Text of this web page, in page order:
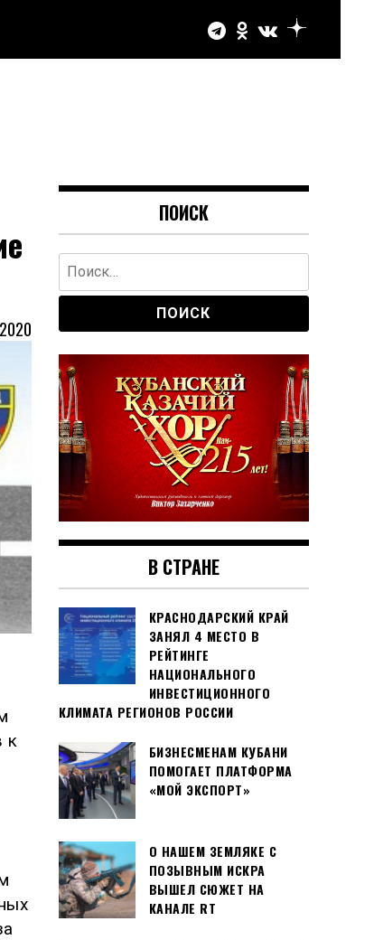
к
ПОИСК
Найти:
В СТРАНЕ
КРАСНОДАРСКИЙ КРАЙ
ЗАНЯЛ 4 МЕСТО В
РЕЙТИНГЕ
НАЦИОНАЛЬНОГО
ИНВЕСТИЦИОННОГО
КЛИМАТА РЕГИОНОВ РОССИИ
БИЗНЕСМЕНАМ КУБАНИ
ПОМОГАЕТ ПЛАТФОРМА
«МОЙ ЭКСПОРТ»
О НАШЕМ ЗЕМЛЯКЕ С
ПОЗЫВНЫМ ИСКРА
ВЫШЕЛ СЮЖЕТ НА
КАНАЛЕ RT